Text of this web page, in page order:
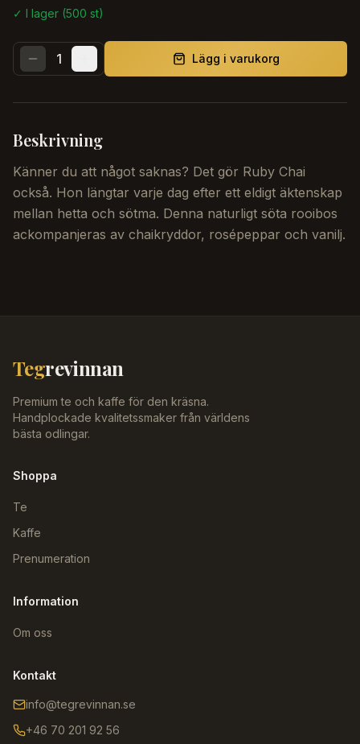
✓ I lager (500 st)
1 Lägg i varukorg
Beskrivning
Känner du att något saknas? Det gör Ruby Chai
också. Hon längtar varje dag efter ett eldigt äktenskap
mellan hetta och sötma. Denna naturligt söta rooibos
ackompanjeras av chaikryddor, rosépeppar och vanilj.
Tegrevinnan
Premium te och kaffe för den kräsna.
Handplockade kvalitetssmaker från världens
bästa odlingar.
Shoppa
Te
Kaffe
Prenumeration
Information
Om oss
Kontakt
info@tegrevinnan.se
+46 70 201 92 56